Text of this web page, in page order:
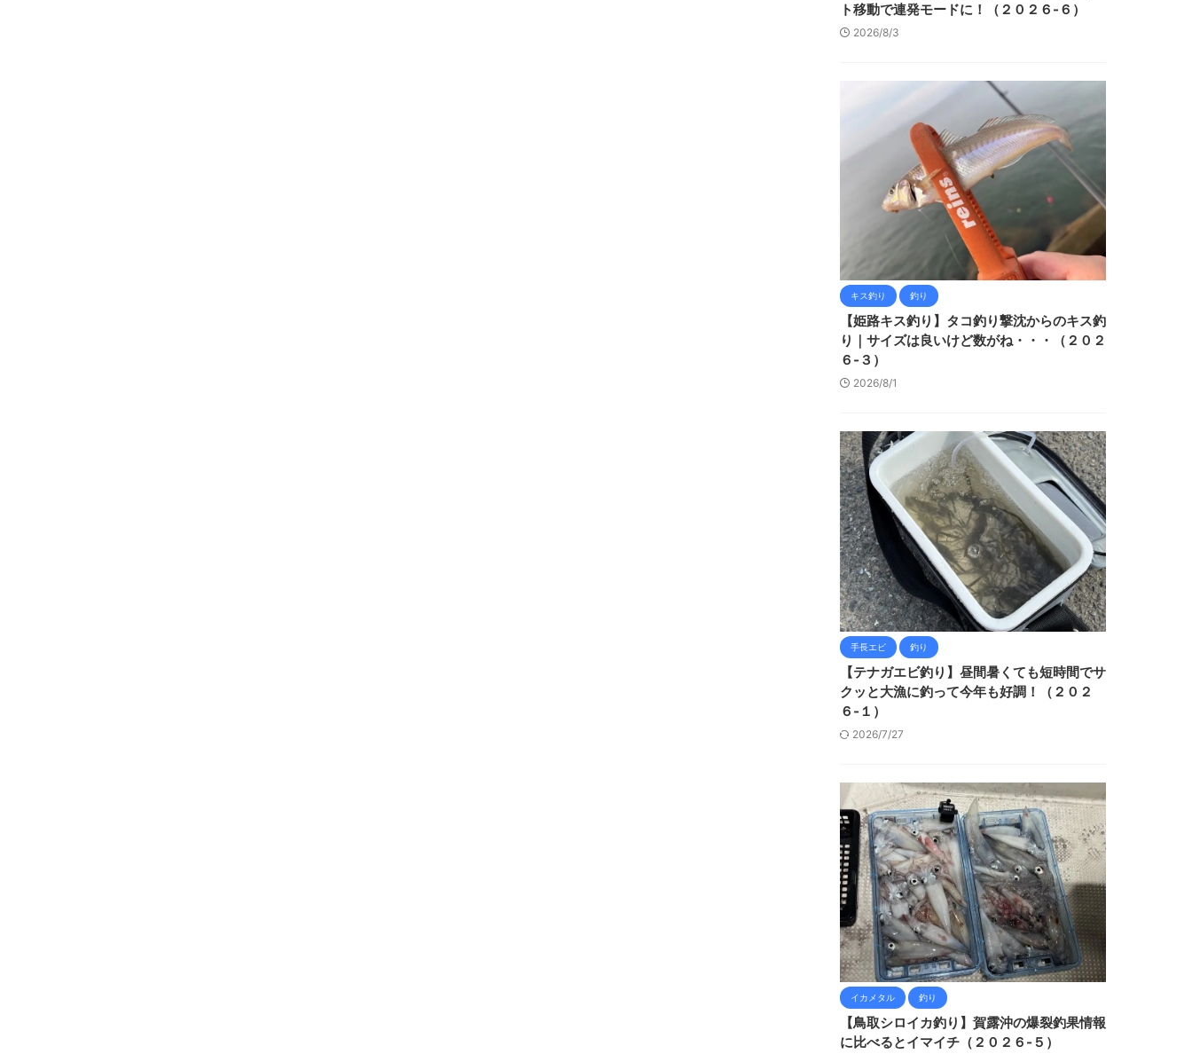
ト移動で連発モードに！（２０２６-６）
2026/8/3
キス釣り 釣り
【姫路キス釣り】タコ釣り撃沈からのキス釣
り｜サイズは良いけど数がね・・・（２０２
６-３）
2026/8/1
手長エビ 釣り
【テナガエビ釣り】昼間暑くても短時間でサ
クッと大漁に釣って今年も好調！（２０２
６-１）
2026/7/27
イカメタル 釣り
【鳥取シロイカ釣り】賀露沖の爆裂釣果情報
に比べるとイマイチ（２０２６-５）